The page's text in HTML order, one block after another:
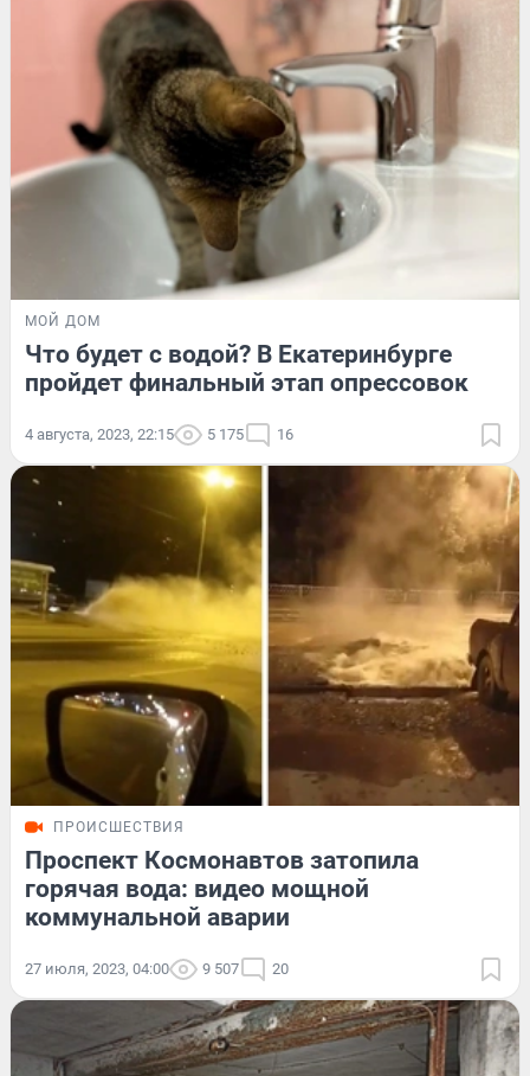
МОЙ ДОМ
Что будет с водой? В Екатеринбурге
пройдет финальный этап опрессовок
4 августа, 2023, 22:15 5 175 16
ПРОИСШЕСТВИЯ
Проспект Космонавтов затопила
горячая вода: видео мощной
коммунальной аварии
27 июля, 2023, 04:00 9 507 20